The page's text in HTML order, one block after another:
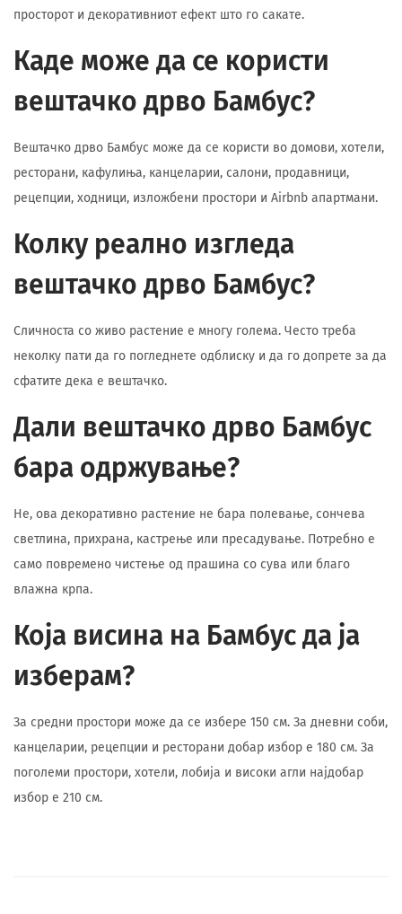
просторот и декоративниот ефект што го сакате.
Каде може да се користи
вештачко дрво Бамбус?
Вештачко дрво Бамбус може да се користи во домови, хотели,
ресторани, кафулиња, канцеларии, салони, продавници,
рецепции, ходници, изложбени простори и Airbnb апартмани.
Колку реално изгледа
вештачко дрво Бамбус?
Сличноста со живо растение е многу голема. Често треба
неколку пати да го погледнете одблиску и да го допрете за да
сфатите дека е вештачко.
Дали вештачко дрво Бамбус
бара одржување?
Не, ова декоративно растение не бара полевање, сончева
светлина, прихрана, кастрење или пресадување. Потребно е
само повремено чистење од прашина со сува или благо
влажна крпа.
Која висина на Бамбус да ја
изберам?
За средни простори може да се избере 150 см. За дневни соби,
канцеларии, рецепции и ресторани добар избор е 180 см. За
поголеми простори, хотели, лобија и високи агли најдобар
избор е 210 см.